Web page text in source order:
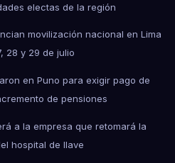
electas de la región
movilización nacional en Lima
28 y 29 de julio
en Puno para exigir pago de
de pensiones
a la empresa que retomará la
hospital de Ilave